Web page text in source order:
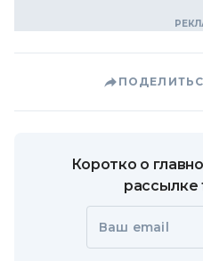
Коротко о
рассылке
Ваш email